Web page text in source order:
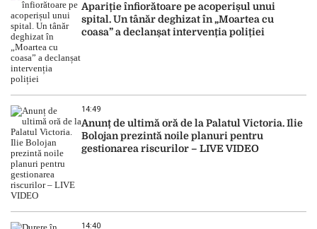
Apariție înfiorătoare pe acoperișul unui
spital. Un tânăr deghizat în „Moartea cu
coasa” a declanșat intervenția poliției
14:49
Anunț de ultimă oră de la Palatul Victoria. Ilie
Bolojan prezintă noile planuri pentru
gestionarea riscurilor – LIVE VIDEO
14:40